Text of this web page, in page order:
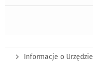
Informacje o Urzędzie